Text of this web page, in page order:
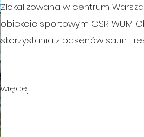
Zlokalizowana w centrum
obiekcie sportowym CSR WUM.
skorzystania z basenów saun i
więcej...